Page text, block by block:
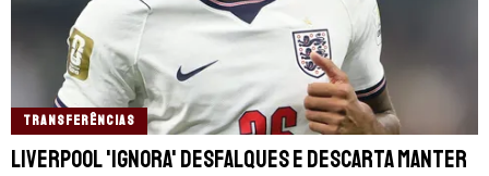
TRANSFERÊNCIAS
Liverpool 'ignora' desfalques e descarta manter